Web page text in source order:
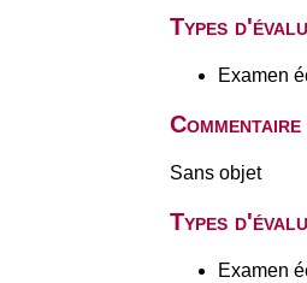
Types
Examen
Sans objet
Types
Examen